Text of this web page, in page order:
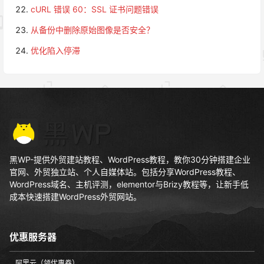
cURL 错误 60：SSL 证书问题错误
从备份中删除原始图像是否安全？
优化陷入停滞
黑WP-提供外贸建站教程、WordPress教程，教你30分钟搭建企业
官网、外贸独立站、个人自媒体站。包括分享WordPress教程、
WordPress域名、主机评测，elementor与Brizy教程等，让新手低
成本快速搭建WordPress外贸网站。
优惠服务器